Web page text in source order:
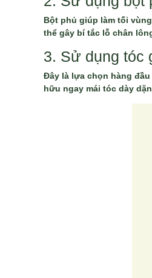
Bột phủ giúp làm tối
thể gây bí tắc lỗ chân
3. Sử dụng tóc
Đây là lựa chọn hàng
hữu ngay mái tóc dày